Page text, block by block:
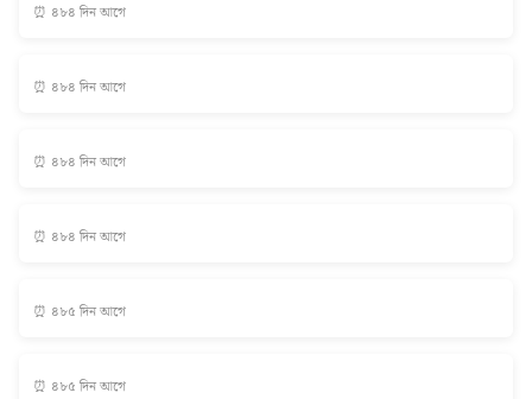
⏰ ৪৮৪ দিন আগে
⏰ ৪৮৪ দিন আগে
⏰ ৪৮৪ দিন আগে
⏰ ৪৮৪ দিন আগে
⏰ ৪৮৫ দিন আগে
⏰ ৪৮৫ দিন আগে